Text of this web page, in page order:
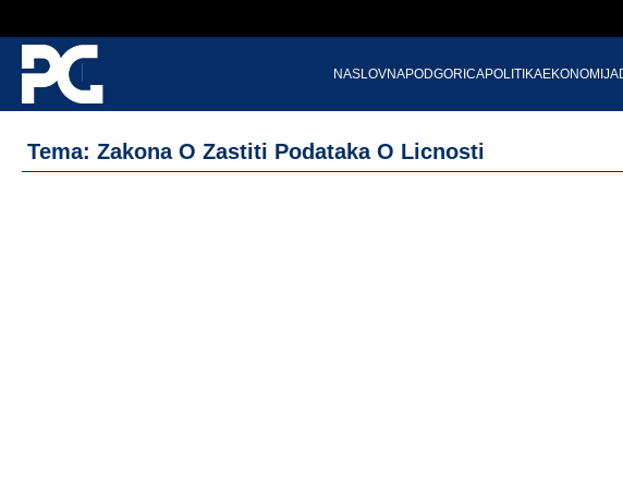
NASLOVNAPODGORICAPOLITIKAEKONOMIJA
Tema: Zakona O Zastiti Podataka O Licnosti